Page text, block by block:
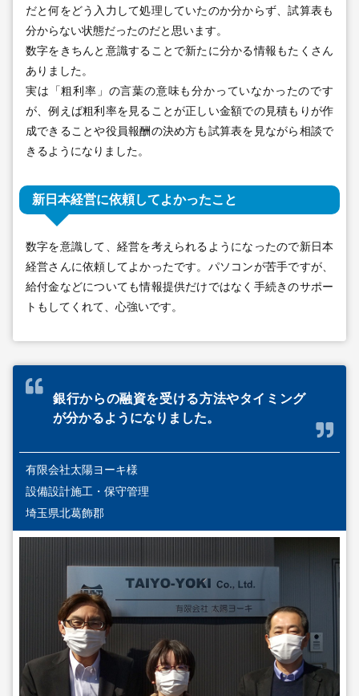
だと何をどう入力して処理していたのか分からず、試算表も
分からない状態だったのだと思います。
数字をきちんと意識することで新たに分かる情報もたくさん
ありました。
実は「粗利率」の言葉の意味も分かっていなかったのです
が、例えば粗利率を見ることが正しい金額での見積もりが作
成できることや役員報酬の決め方も試算表を見ながら相談で
きるようになりました。
新日本経営に依頼してよかったこと
数字を意識して、経営を考えられるようになったので新日本
経営さんに依頼してよかったです。パソコンが苦手ですが、
給付金などについても情報提供だけではなく手続きのサポー
トもしてくれて、心強いです。
銀行からの融資を受ける方法やタイミング
が分かるようになりました。
有限会社太陽ヨーキ様
設備設計施工・保守管理
埼玉県北葛飾郡